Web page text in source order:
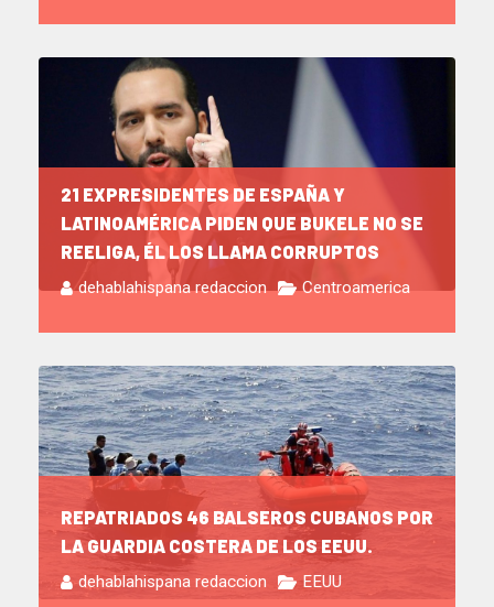
21 EXPRESIDENTES DE ESPAÑA Y
LATINOAMÉRICA PIDEN QUE BUKELE NO SE
REELIGA, ÉL LOS LLAMA CORRUPTOS
dehablahispana redaccion Centroamerica
REPATRIADOS 46 BALSEROS CUBANOS POR
LA GUARDIA COSTERA DE LOS EEUU.
dehablahispana redaccion EEUU